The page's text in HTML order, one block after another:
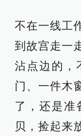
不在一线工
到故宫走一
沾点边的，
门、一件木
了，还是准
贝，捡起来